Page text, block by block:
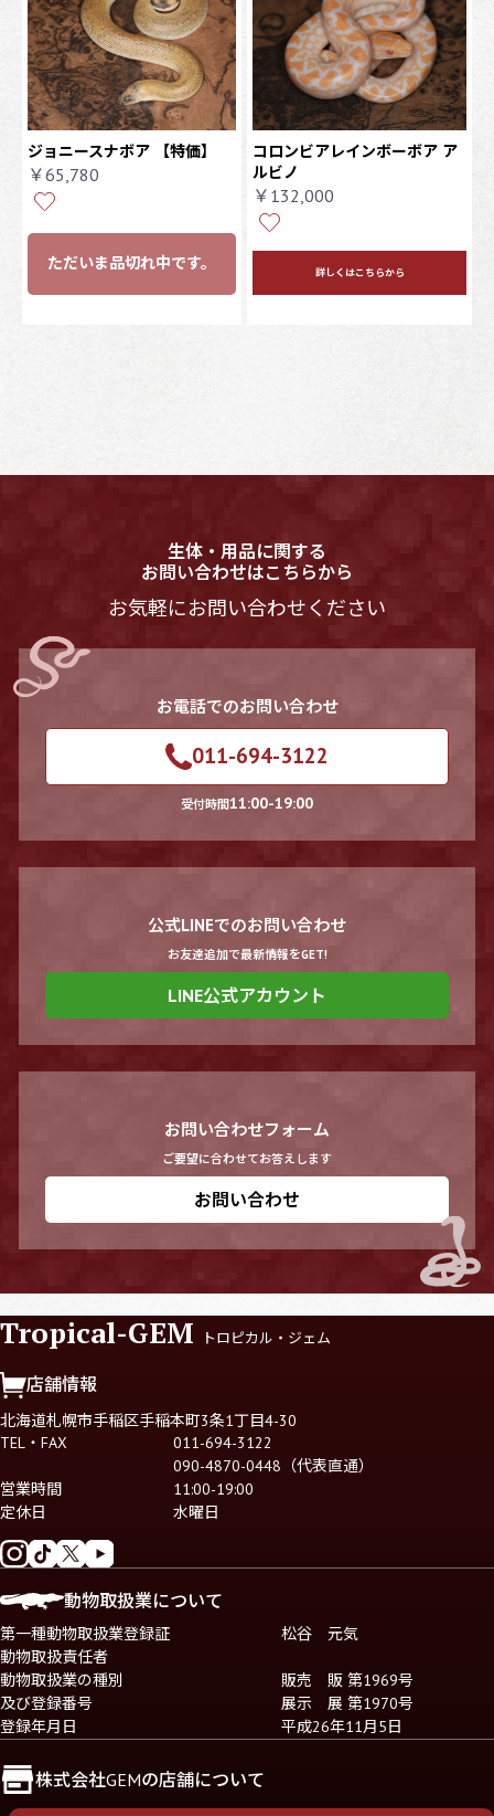
ジョニースナボア 【特価】
￥65,780
ただいま品切れ中です。
コロンビアレインボーボア ア
ルビノ
￥132,000
詳しくはこちらから
生体・用品に関する
お問い合わせはこちらから
お気軽にお問い合わせください
お電話でのお問い合わせ
011-694-3122
受付時間11:00-19:00
公式LINEでのお問い合わせ
お友達追加で最新情報をGET!
LINE公式アカウント
お問い合わせフォーム
ご要望に合わせてお答えします
お問い合わせ
Tropical-GEM トロピカル・ジェム
店舗情報
北海道札幌市手稲区手稲本町3条1丁目4-30
TEL・FAX
011-694-3122
090-4870-0448（代表直通）
営業時間
11:00-19:00
定休日
水曜日
動物取扱業について
第一種動物取扱業登録証
動物取扱責任者
松谷 元気
動物取扱業の種別
及び登録番号
販売 販 第1969号
展示 展 第1970号
登録年月日
平成26年11月5日
株式会社GEMの店舗について